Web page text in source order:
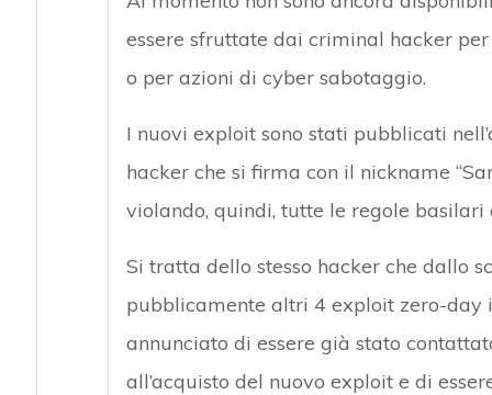
essere sfruttate dai criminal hacker
o per azioni di cyber sabotaggio.
I nuovi exploit sono stati pubblicati
hacker che si firma con il nickname
violando, quindi, tutte le regole basilari
Si tratta dello stesso hacker che dallo
pubblicamente altri 4 exploit zero-day
annunciato di essere già stato
all’acquisto del nuovo exploit e di